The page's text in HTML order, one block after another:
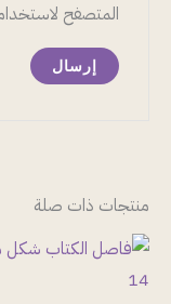
المتصفح
منتجات ذات صلة